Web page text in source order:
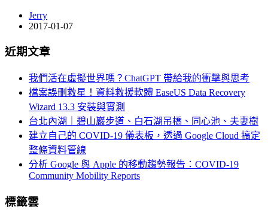
Jerry
2017-01-07
近期文章
我們活在虛擬世界嗎？ChatGPT 帶給我的衝擊與思考
檔案誤刪救星！資料救援軟體 EaseUS Data Recovery
Wizard 13.3 安裝與實測
台北內湖｜碧山巖步道、白石湖吊橋、同心池、夫妻樹
建立自己的 COVID-19 儀表板，透過 Google Cloud 搞定
整條資料管線
分析 Google 與 Apple 的移動趨勢報告：COVID-19
Community Mobility Reports
標籤雲